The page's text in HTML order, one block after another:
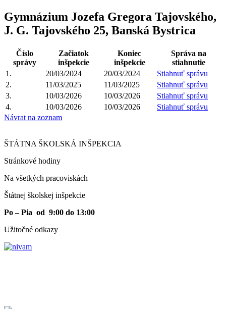
Gymnázium Jozefa Gregora Tajovského,
J. G. Tajovského 25, Banská Bystrica
Číslo
správy
Začiatok
inšpekcie
Koniec
inšpekcie
Správa na
stiahnutie
1.
20/03/2024 20/03/2024
Stiahnuť správu
2.
11/03/2025 11/03/2025
Stiahnuť správu
3.
10/03/2026 10/03/2026
Stiahnuť správu
4.
10/03/2026 10/03/2026
Stiahnuť správu
Návrat na zoznam
ŠTÁTNA ŠKOLSKÁ INŠPEKCIA
Stránkové hodiny​
Na všetkých pracoviskách
Štátnej školskej inšpekcie
Po – Pia od 9:00 do 13:00
Užitočné odkazy